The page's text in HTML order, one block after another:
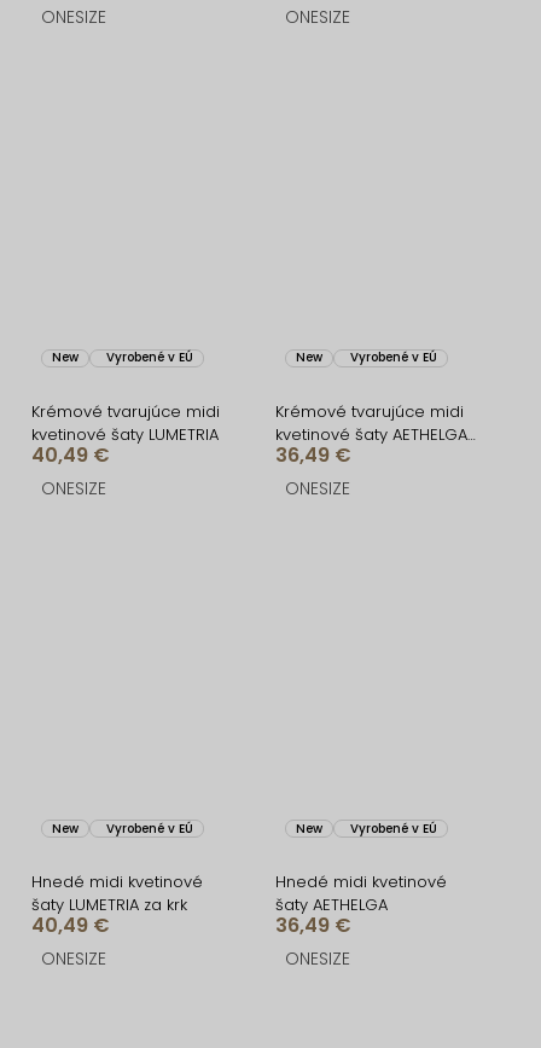
ONESIZE ONESIZE
New Vyrobené v EÚ
Krémové tvarujúce midi
kvetinové šaty LUMETRIA
40,49 €
ONESIZE
New Vyrobené v EÚ
Krémové tvarujúce midi
kvetinové šaty AETHELGA
za krk
36,49 €
ONESIZE
New Vyrobené v EÚ
Hnedé midi kvetinové
šaty LUMETRIA za krk
40,49 €
ONESIZE
New Vyrobené v EÚ
Hnedé midi kvetinové
šaty AETHELGA
36,49 €
ONESIZE